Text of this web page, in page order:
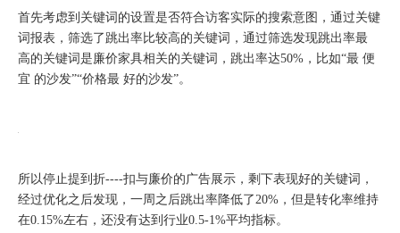
首先考虑到关键词的设置是否符合访客实际的搜索意图，通过关键
词报表，筛选了跳出率比较高的关键词，通过筛选发现跳出率最
高的关键词是廉价家具相关的关键词，跳出率达50%，比如“最 便
宜 的沙发”“价格最 好的沙发”。
所以停止提到折----扣与廉价的广告展示，剩下表现好的关键词，
经过优化之后发现，一周之后跳出率降低了20%，但是转化率维持
在0.15%左右，还没有达到行业0.5-1%平均指标。